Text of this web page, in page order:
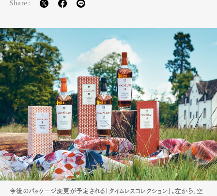
Share:
今後のパッケージ変更が予定される「タイムレスコレクション」。左から、空